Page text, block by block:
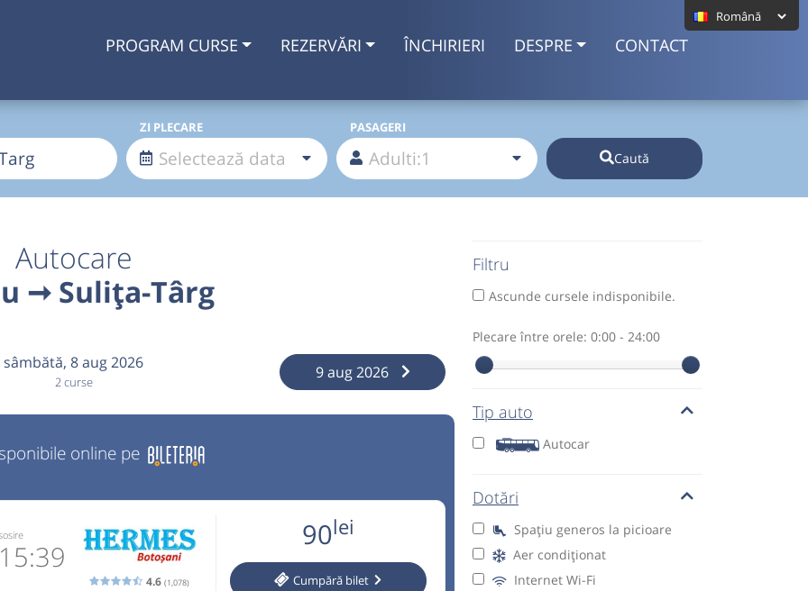
PROGRAM CURSE REZERVĂRI ÎNCHIRIERI DESPRE CONTACT
ZI PLECARE PASAGERI
Caută
Filtru
Ascunde cursele indisponibile.
Plecare între orele: 0:00 - 24:00
Tip auto
Autocar
Dotări
Spațiu generos la picioare
Aer condiționat
Internet Wi-Fi
Autocare
➞ Sulița-Târg
sâmbătă, 8 aug 2026
2 curse 9 aug 2026
online pe
15:39
4.6 (1,078)
90lei
Cumpără bilet